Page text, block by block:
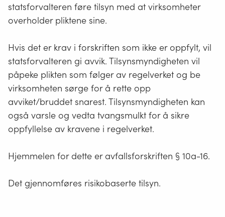
statsforvalteren føre tilsyn med at virksomheter
overholder pliktene sine.
Hvis det er krav i forskriften som ikke er oppfylt, vil
statsforvalteren gi avvik. Tilsynsmyndigheten vil
påpeke plikten som følger av regelverket og be
virksomheten sørge for å rette opp
avviket/bruddet snarest. Tilsynsmyndigheten kan
også varsle og vedta tvangsmulkt for å sikre
oppfyllelse av kravene i regelverket.
Hjemmelen for dette er avfallsforskriften § 10a-16.
Det gjennomføres risikobaserte tilsyn.